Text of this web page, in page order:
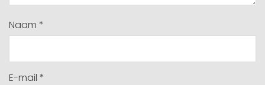
Naam *
E-mail *